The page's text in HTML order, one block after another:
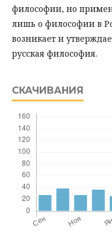
философии, но
лишь о философии в
возникает и
русская философия.
СКАЧИВАНИЯ